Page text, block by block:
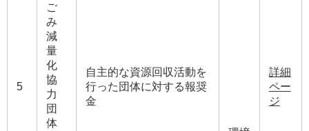
5
ご
み
減
量
化
協
力
団
体
自主的な資源回収活動を
行った団体に対する報奨
金
詳細
ペー
ジ